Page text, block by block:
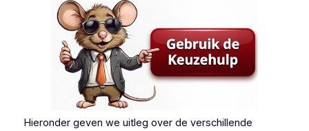
Hieronder geven we uitleg over de verschillende